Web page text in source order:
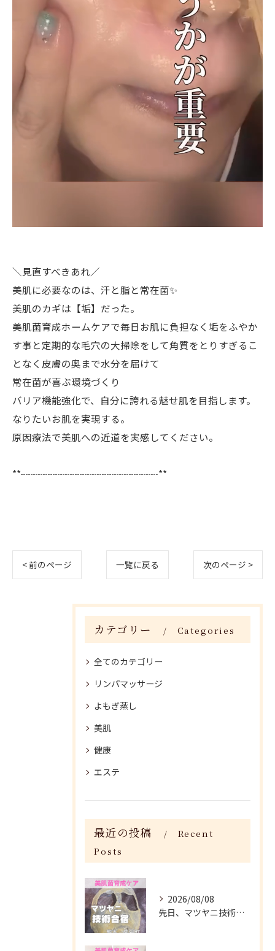
＼見直すべきあれ／
美肌に必要なのは、汗と脂と常在菌✨
美肌のカギは【垢】だった。
美肌菌育成ホームケアで毎日お肌に負担なく垢をふやか
す事と定期的な毛穴の大掃除をして角質をとりすぎるこ
となく皮膚の奥まで水分を届けて
常在菌が喜ぶ環境づくり
バリア機能強化で、自分に誇れる魅せ肌を目指します。
なりたいお肌を実現する。
原因療法で美肌への近道を実感してください。
**┈┈┈┈┈┈┈┈┈┈┈┈┈┈**
< 前のページ 一覧に戻る 次のページ >
カテゴリー Categories
全てのカテゴリー
リンパマッサージ
よもぎ蒸し
美肌
健康
エステ
最近の投稿
Recent
Posts
2026/08/08
先日、マツヤニ技術合宿に参加してきました✨